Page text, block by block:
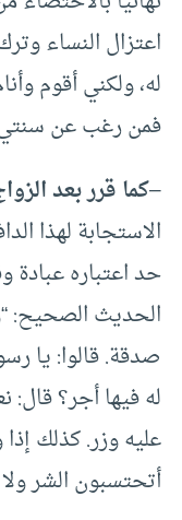
اعتزال النساء
له، ولكني أقوم
فمن رغب عن
–كما قرر بعد
الاستجابة لهذا
حد اعتباره عبادة
الحديث الصحيح:
صدقة. قالوا: يا
له فيها أجر؟
عليه وزر. كذلك
أتحتسبون الشر